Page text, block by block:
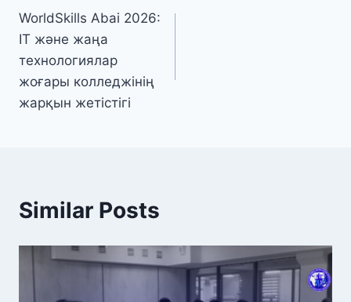
WorldSkills Abai 2026:
IT және жаңа
технологиялар
жоғары колледжінің
жарқын жетістігі
Similar Posts